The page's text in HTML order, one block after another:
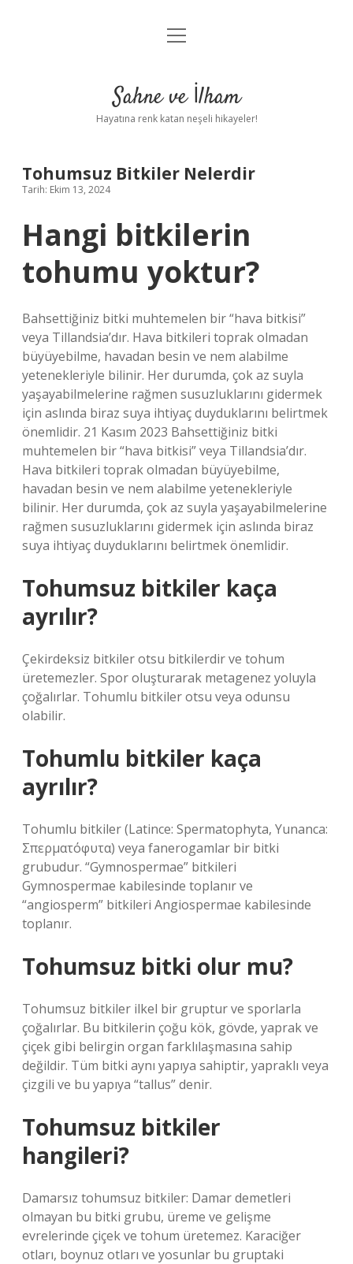
Anasayfa
Yasal Uyarı
menüyü
Sahne ve İlham
Hayatına renk katan neşeli hikayeler!
Tohumsuz Bitkiler Nelerdir
Tarih: Ekim 13, 2024
Hangi bitkilerin
tohumu yoktur?
Bahsettiğiniz bitki muhtemelen bir “hava bitkisi”
veya Tillandsia’dır. Hava bitkileri toprak olmadan
büyüyebilme, havadan besin ve nem alabilme
yetenekleriyle bilinir. Her durumda, çok az suyla
yaşayabilmelerine rağmen susuzluklarını gidermek
için aslında biraz suya ihtiyaç duyduklarını belirtmek
önemlidir. 21 Kasım 2023 Bahsettiğiniz bitki
muhtemelen bir “hava bitkisi” veya Tillandsia’dır.
Hava bitkileri toprak olmadan büyüyebilme,
havadan besin ve nem alabilme yetenekleriyle
bilinir. Her durumda, çok az suyla yaşayabilmelerine
rağmen susuzluklarını gidermek için aslında biraz
suya ihtiyaç duyduklarını belirtmek önemlidir.
Tohumsuz bitkiler kaça
ayrılır?
Çekirdeksiz bitkiler otsu bitkilerdir ve tohum
üretemezler. Spor oluşturarak metagenez yoluyla
çoğalırlar. Tohumlu bitkiler otsu veya odunsu
olabilir.
Tohumlu bitkiler kaça
ayrılır?
Tohumlu bitkiler (Latince: Spermatophyta, Yunanca:
Σπερματόφυτα) veya fanerogamlar bir bitki
grubudur. “Gymnospermae” bitkileri
Gymnospermae kabilesinde toplanır ve
“angiosperm” bitkileri Angiospermae kabilesinde
toplanır.
Tohumsuz bitki olur mu?
Tohumsuz bitkiler ilkel bir gruptur ve sporlarla
çoğalırlar. Bu bitkilerin çoğu kök, gövde, yaprak ve
çiçek gibi belirgin organ farklılaşmasına sahip
değildir. Tüm bitki aynı yapıya sahiptir, yapraklı veya
çizgili ve bu yapıya “tallus” denir.
Tohumsuz bitkiler
hangileri?
Damarsız tohumsuz bitkiler: Damar demetleri
olmayan bu bitki grubu, üreme ve gelişme
evrelerinde çiçek ve tohum üretemez. Karaciğer
otları, boynuz otları ve yosunlar bu gruptaki